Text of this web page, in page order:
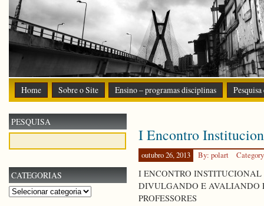
Home Sobre o Site Ensino – programas disciplinas
I Encontro
outubro 26, 2013 By: polart
I ENCONTRO INSTITUCIONAL
DIVULGANDO E AVALIANDO
PROFESSORES
PESQUISA
CATEGORIAS
Categorias